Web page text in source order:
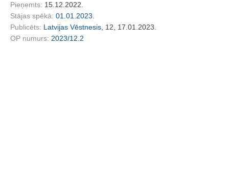
Pieņemts: 15.12.2022.
Stājas spēkā: 01.01.2023.
Publicēts: Latvijas Vēstnesis , 12, 17.01.2023.
OP numurs: 2023/12.2